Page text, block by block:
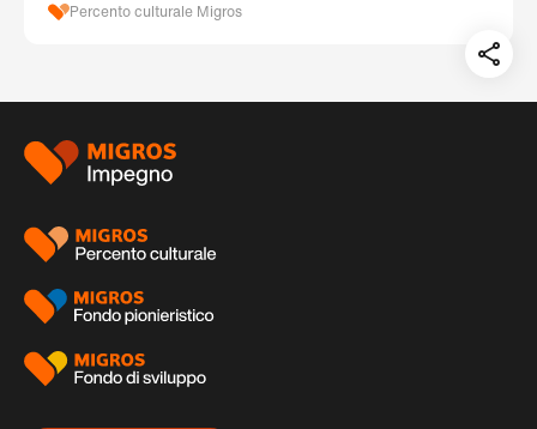
Percento culturale Migros
auf:
Piè
pagina